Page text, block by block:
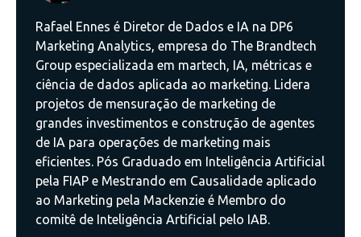
Rafael Ennes é Diretor de Dados e IA na DP6
Marketing Analytics, empresa do The Brandtech
Group especializada em martech, IA, métricas e
ciência de dados aplicada ao marketing. Lidera
projetos de mensuração de marketing de
grandes investimentos e construção de agentes
de IA para operações de marketing mais
eficientes. Pós Graduado em Inteligência Artificial
pela FIAP e Mestrando em Causalidade aplicado
ao Marketing pela Mackenzie é Membro do
comitê de Inteligência Artificial pelo IAB.